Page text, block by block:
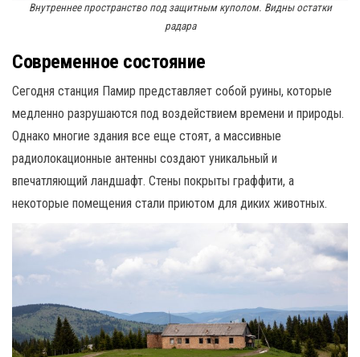
Внутреннее пространство под защитным куполом. Видны остатки
радара
Современное состояние
Сегодня станция Памир представляет собой руины, которые
медленно разрушаются под воздействием времени и природы.
Однако многие здания все еще стоят, а массивные
радиолокационные антенны создают уникальный и
впечатляющий ландшафт. Стены покрыты граффити, а
некоторые помещения стали приютом для диких животных.